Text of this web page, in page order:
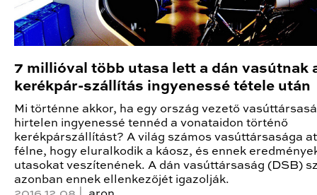
7 millióval több utasa lett a dán vasútnak
kerékpár-szállítás ingyenessé tétele után
Mi történne akkor, ha egy ország vezető
hirtelen ingyenessé tennéd a vonataidon történő
kerékpárszállítást? A világ számos vasúttársasága
félne, hogy eluralkodik a káosz, és ennek
utasokat veszítenének. A dán vasúttársaság (DSB)
azonban ennek ellenkezőjét igazolják.